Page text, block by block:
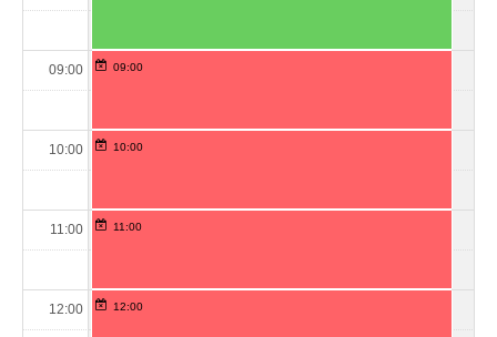
09:00
10:00
11:00
12:00
09:00
10:00
11:00
12:00